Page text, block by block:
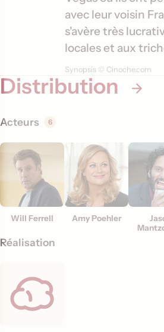
i
o
n
i
s
avec leur voisin
s'avère très
locales et aux
Synopsis © Cinoche.com
Distribution
Acteurs 6
Will Ferrell Amy Poehler
Réalisation